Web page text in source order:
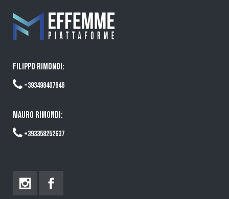
FILIPPO RIMONDI:
+393498407646
MAURO RIMONDI:
+393358252637